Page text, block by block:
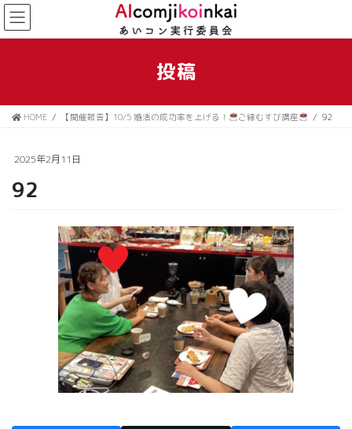
コ
ン
テ
移
ナ
ビ
ゲ
ン
投稿
HOME 【開催報告】10/5 婚活の成功率を上げる！ ご縁むすび講座 92
2025年2月11日
92